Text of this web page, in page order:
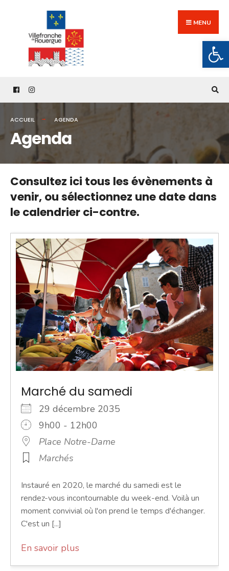
content
MENU
ACCUEIL AGENDA
Agenda
Consultez ici tous les évènements à
venir,ou sélectionnez une date dans
le calendrier ci-contre.
Marché du samedi
29 décembre 2035
9h00 - 12h00
Place Notre-Dame
Marchés
Instauré en 2020, le marché du samedi est le
rendez-vous incontournable du week-end. Voilà un
moment convivial où l'on prend le temps d'échanger.
C'est un [...]
En savoir plus